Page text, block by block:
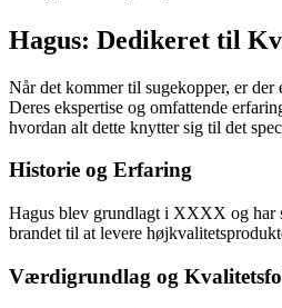
Hagus: Dedikeret til
Når det kommer til sugekopper, er
Deres ekspertise og omfattende
hvordan alt dette knytter sig til det
Historie og Erfaring
Hagus blev grundlagt i XXXX og har
brandet til at levere
Værdigrundlag og